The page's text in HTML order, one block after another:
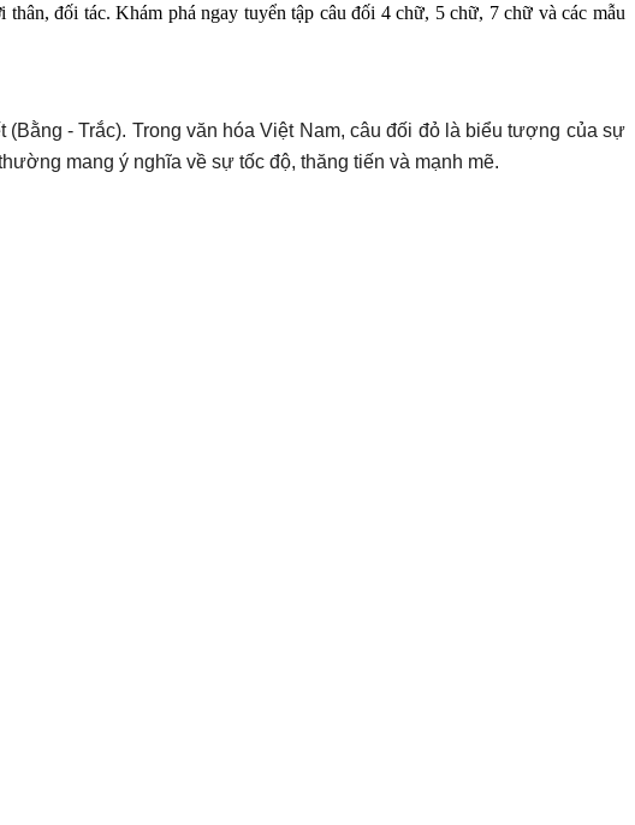
đối tác. Khám phá ngay tuyển tập câu đối 4 chữ, 5 chữ, 7 chữ và các mẫu
- Trắc). Trong văn hóa Việt Nam, câu đối đỏ là biểu tượng của sự
mang ý nghĩa về sự tốc độ, thăng tiến và mạnh mẽ.